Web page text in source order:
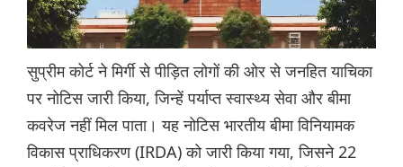
सुप्रीम कोर्ट ने मिर्गी से पीड़ित लोगों की ओर से जनहित याचिका
पर नोटिस जारी किया, जिन्हें पर्याप्त स्वास्थ्य सेवा और बीमा
कवरेज नहीं मिल पाता। यह नोटिस भारतीय बीमा विनियामक
विकास प्राधिकरण (IRDA) को जारी किया गया, जिसने 22